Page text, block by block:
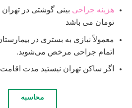
هزینه جراحی
تومان می باشد
اتمام جراحی مرخص می‌شوید.
اگر ساکن تهران نیستید مدت اقامت 8 روز می باشد
محاسبه